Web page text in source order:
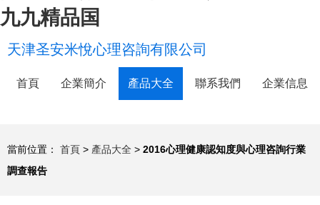
九九精品国
天津圣安米悅心理咨詢有限公司
首頁 企業簡介 產品大全 聯系我們 企業信息
當前位置： 首頁 > 產品大全 > 2016心理健康認知度與心理咨詢行業
調查報告